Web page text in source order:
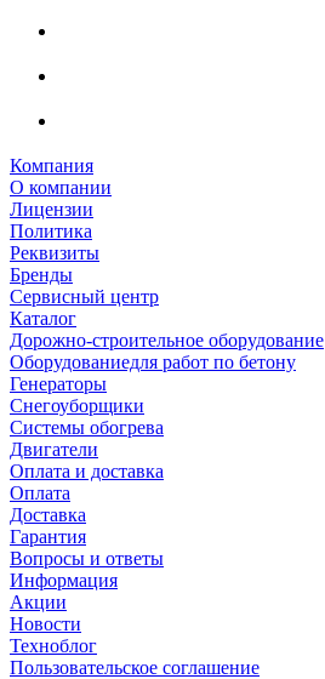
Компания
О компании
Лицензии
Политика
Реквизиты
Бренды
Сервисный центр
Каталог
Дорожно-строительное оборудование
Оборудованиедля работ по бетону
Генераторы
Снегоуборщики
Системы обогрева
Двигатели
Оплата и доставка
Оплата
Доставка
Гарантия
Вопросы и ответы
Информация
Акции
Новости
Техноблог
Пользовательское соглашение